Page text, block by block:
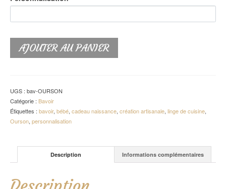
AJOUTER AU PANIER
UGS : bav-OURSON
Catégorie : Bavoir
Étiquettes : bavoir, bébé, cadeau naissance, création artisanale, linge de cuisine,
Ourson, personnalisation
Description Informations complémentaires